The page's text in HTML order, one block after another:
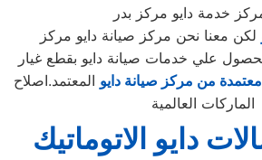
خدمة دايو مركز بدر
لكن معنا نحن مركز صيانة دايو مركز
علي خدمات صيانة دايو بقطع غيار
من مركز صيانة دايو المعتمد.اصلاح
الماركات العالمية
دايو الاتوماتيك